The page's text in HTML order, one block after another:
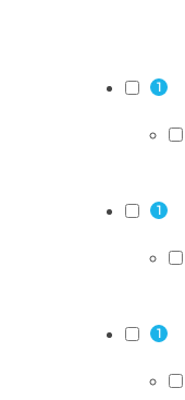
1
1
1